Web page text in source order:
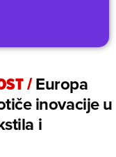
/Europa
inovacije u
i